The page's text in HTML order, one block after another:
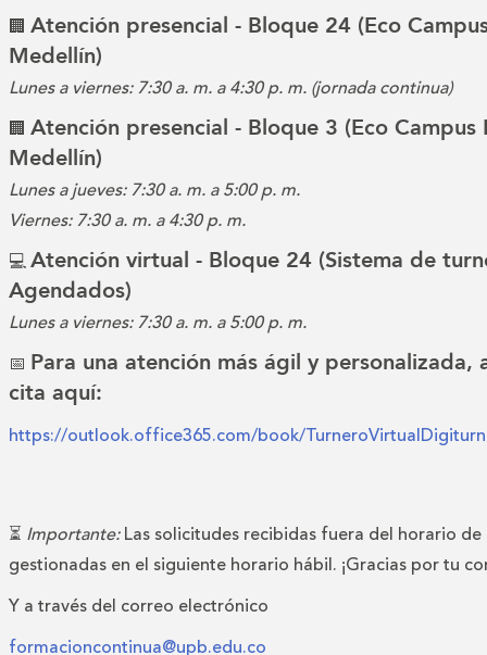
🏢 Atención presencial - Bloque 24 (Eco
Medellín)
Lunes a viernes: 7:30 a. m. a 4:30 p. m. (jornada continua)
🏢 Atención presencial - Bloque 3 (Eco Campus
Medellín)
Lunes a jueves: 7:30 a. m. a 5:00 p. m.
Viernes: 7:30 a. m. a 4:30 p. m.
💻Atención virtual - Bloque 24 (Sistema de
Agendados)
Lunes a viernes: 7:30 a. m. a 5:00 p. m.
📅 Para una atención más ágil y personalizada,
cita aquí:
https://outlook.office365.com/book/
⏳ Importante:Las solicitudes recibidas fuera del horario de
gestionadas en el siguiente horario hábil. ¡Gracias por tu
Y a través del correo electrónico
formacioncontinua@upb.edu.co